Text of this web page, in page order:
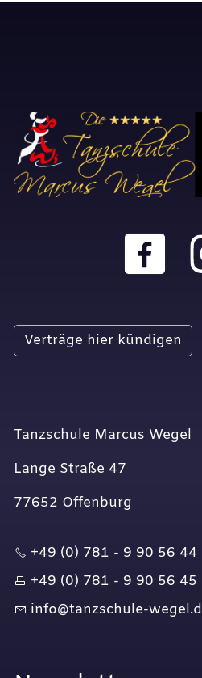
Verträge hier kündigen
Tanzschule Marcus Wegel
Lange Straße 47
77652 Offenburg
+49 (0) 781 - 9 90 56 44
+49 (0) 781 - 9 90 56 45
nf
t nzsch l -w g l d